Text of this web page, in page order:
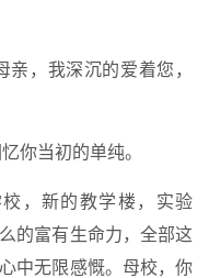
亲，我深沉的爱着您，
你当初的单纯。
，新的教学楼，实验
的富有生命力，全部这
中无限感慨。母校，你